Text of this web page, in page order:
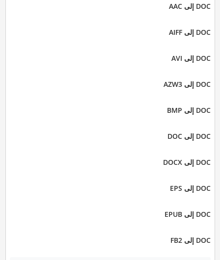
DOC إلى AAC
DOC إلى AIFF
DOC إلى AVI
DOC إلى AZW3
DOC إلى BMP
DOC إلى DOC
DOC إلى DOCX
DOC إلى EPS
DOC إلى EPUB
DOC إلى FB2